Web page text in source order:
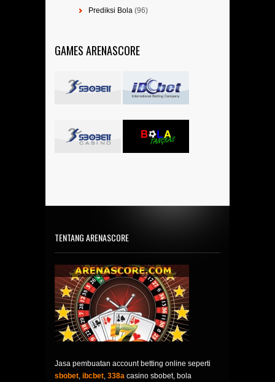
Prediksi Bola (96)
GAMES ARENASCORE
TENTANG ARENASCORE
Jasa pembuatan account betting online seperti
sbobet, ibcbet, 338a casino sbobet, bola